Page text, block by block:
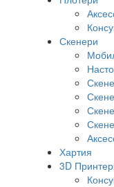
Скенери
Хартия
3D